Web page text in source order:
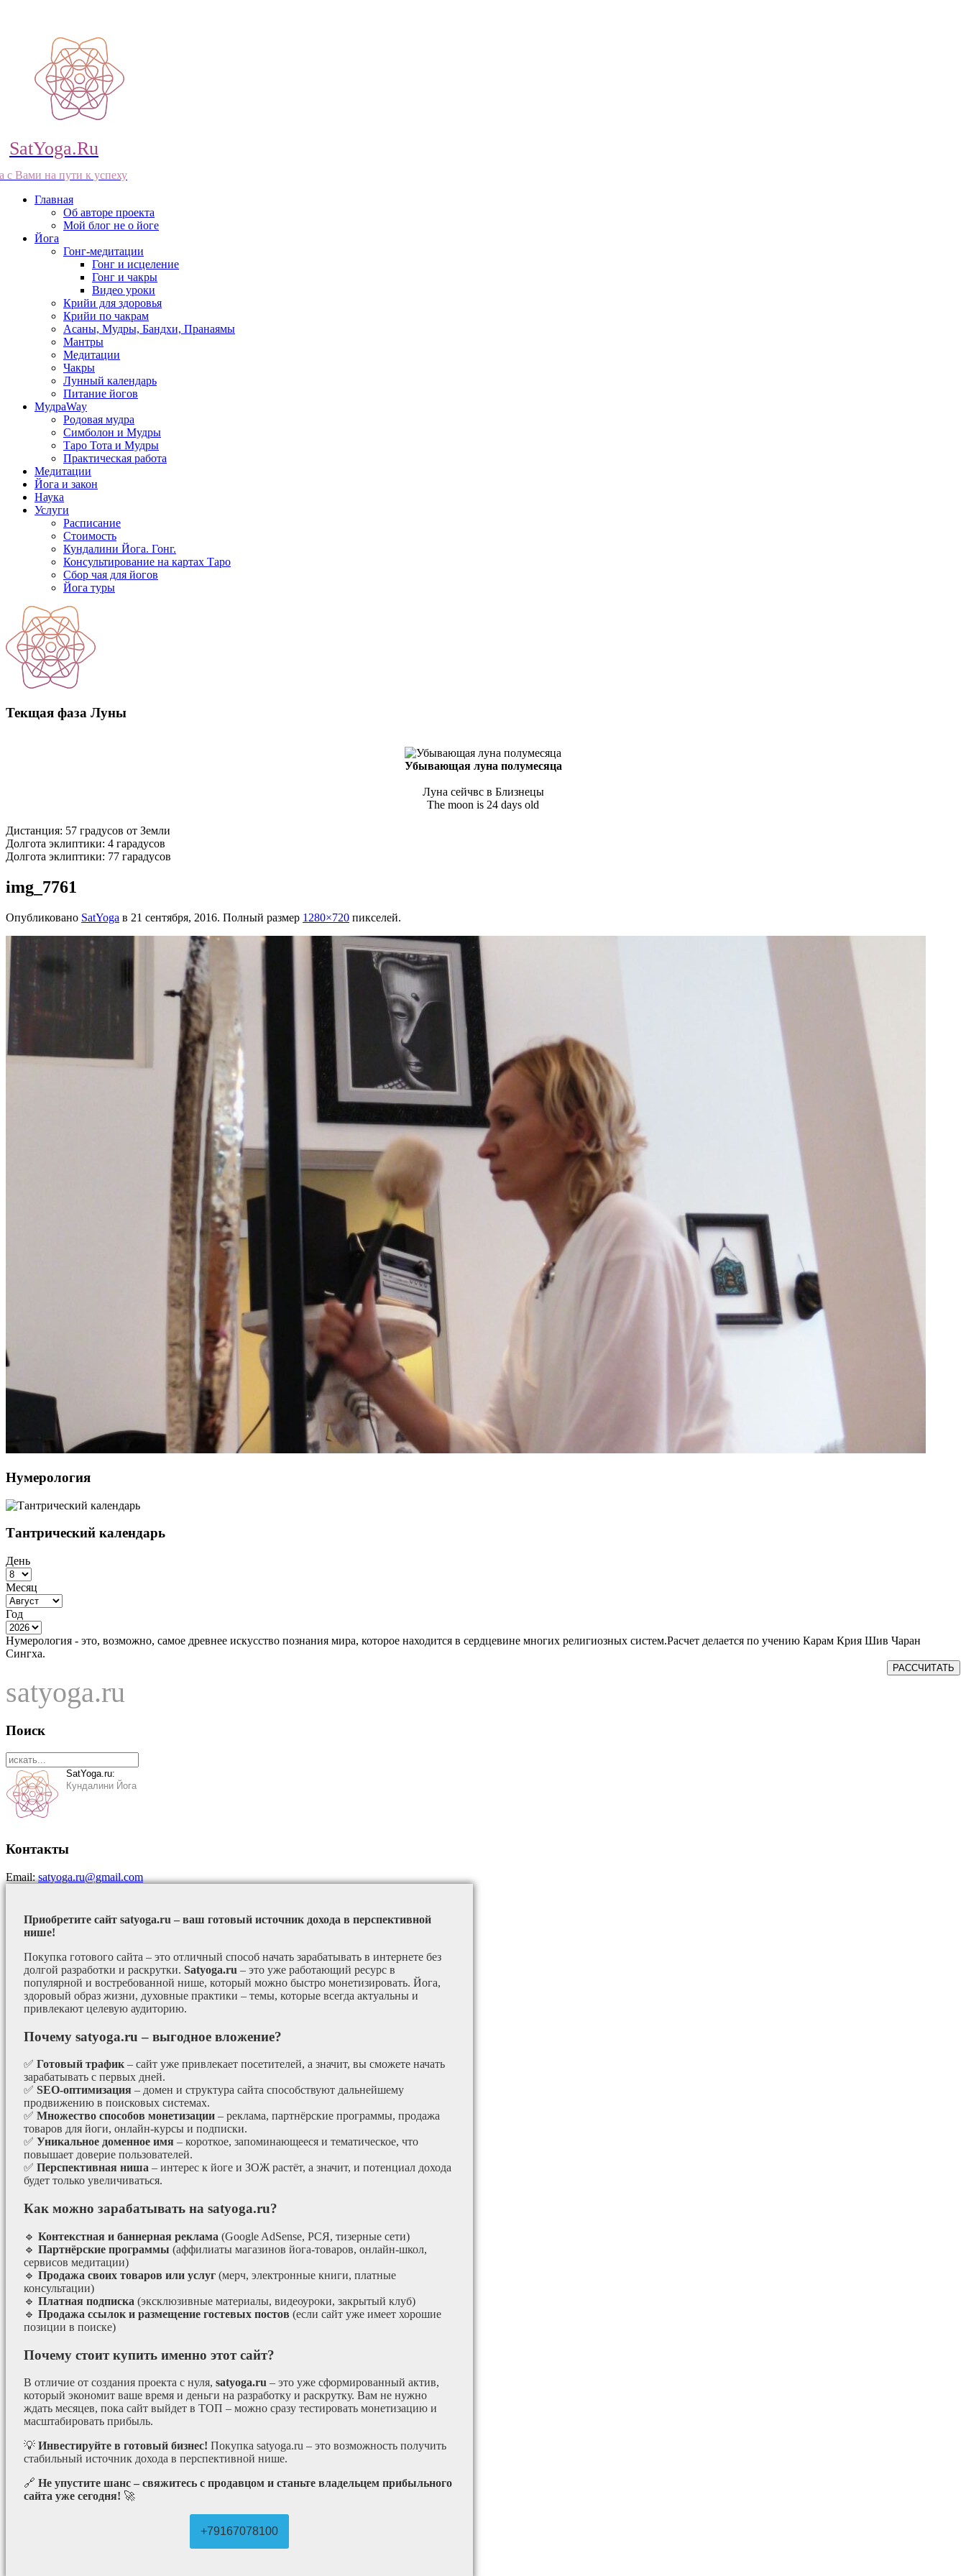
SatYoga.Ru
с Вами на пути к успеху
Главная
Об авторе проекта
Мой блог не о йоге
Йога
Гонг-медитации
Гонг и исцеление
Гонг и чакры
Видео уроки
Крийи для здоровья
Крийи по чакрам
Асаны, Мудры, Бандхи, Пранаямы
Мантры
Медитации
Чакры
Лунный календарь
Питание йогов
МудраWay
Родовая мудра
Симболон и Мудры
Таро Тота и Мудры
Практическая работа
Медитации
Йога и закон
Наука
Услуги
Расписание
Стоимость
Кундалини Йога. Гонг.
Консультирование на картах Таро
Сбор чая для йогов
Йога туры
Текщая фаза Луны
Убывающая луна полумесяца
Луна сейчвс в Близнецы
The moon is 24 days old
Дистанция: 57 градусов от Земли
Долгота эклиптики: 4 гарадусов
Долгота эклиптики: 77 гарадусов
img_7761
Опубликовано SatYoga в 21 сентября, 2016. Полный размер 1280×720 пикселей.
Нумерология
Тантрический календарь
День
Месяц
Год
Нумерология - это, возможно, самое древнее искусство познания мира, которое находится в сердцевине многих религиозных систем.Расчет делается по учению Карам Крия Шив Чаран
Сингха.
РАССЧИТАТЬ
satyoga.ru
Поиск
SatYoga.ru:
Кундалини Йога
Контакты
Email:satyoga.ru@gmail.com
Приобретите сайт satyoga.ru – ваш готовый источник дохода в перспективной
нише!
Покупка готового сайта – это отличный способ начать зарабатывать в интернете без
долгой разработки и раскрутки. Satyoga.ru – это уже работающий ресурс в
популярной и востребованной нише, который можно быстро монетизировать. Йога,
здоровый образ жизни, духовные практики – темы, которые всегда актуальны и
привлекают целевую аудиторию.
Почему satyoga.ru – выгодное вложение?
✅ Готовый трафик – сайт уже привлекает посетителей, а значит, вы сможете начать
зарабатывать с первых дней.
✅ SEO-оптимизация – домен и структура сайта способствуют дальнейшему
продвижению в поисковых системах.
✅ Множество способов монетизации – реклама, партнёрские программы, продажа
товаров для йоги, онлайн-курсы и подписки.
✅ Уникальное доменное имя – короткое, запоминающееся и тематическое, что
повышает доверие пользователей.
✅ Перспективная ниша – интерес к йоге и ЗОЖ растёт, а значит, и потенциал дохода
будет только увеличиваться.
Как можно зарабатывать на satyoga.ru?
🔹 Контекстная и баннерная реклама (Google AdSense, РСЯ, тизерные сети)
🔹 Партнёрские программы (аффилиаты магазинов йога-товаров, онлайн-школ,
сервисов медитации)
🔹 Продажа своих товаров или услуг (мерч, электронные книги, платные
консультации)
🔹 Платная подписка (эксклюзивные материалы, видеоуроки, закрытый клуб)
🔹 Продажа ссылок и размещение гостевых постов (если сайт уже имеет хорошие
позиции в поиске)
Почему стоит купить именно этот сайт?
В отличие от создания проекта с нуля, satyoga.ru – это уже сформированный актив,
который экономит ваше время и деньги на разработку и раскрутку. Вам не нужно
ждать месяцев, пока сайт выйдет в ТОП – можно сразу тестировать монетизацию и
масштабировать прибыль.
💡 Инвестируйте в готовый бизнес! Покупка satyoga.ru – это возможность получить
стабильный источник дохода в перспективной нише.
🔗 Не упустите шанс – свяжитесь с продавцом и станьте владельцем прибыльного
сайта уже сегодня! 🚀
+79167078100